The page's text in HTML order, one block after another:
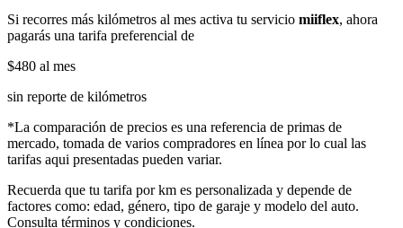
Si recorres más kilómetros al mes activa tu servicio miiflex, ahora
pagarás una tarifa preferencial de
$480 al mes
sin reporte de kilómetros
*La comparación de precios es una referencia de primas de
mercado, tomada de varios compradores en línea por lo cual las
tarifas aqui presentadas pueden variar.
Recuerda que tu tarifa por km es personalizada y depende de
factores como: edad, género, tipo de garaje y modelo del auto.
Consulta términos y condiciones.